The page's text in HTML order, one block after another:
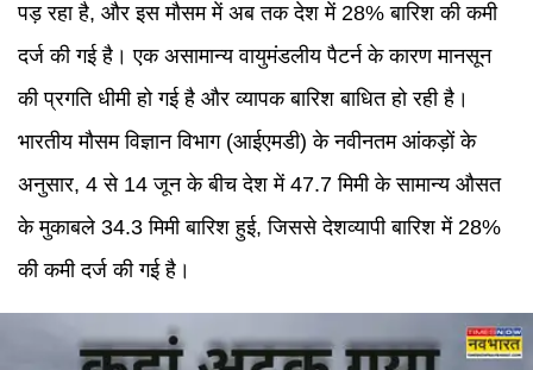
पड़ रहा है, और इस मौसम में अब तक देश में 28% बारिश की कमी
दर्ज की गई है। एक असामान्य वायुमंडलीय पैटर्न के कारण मानसून
की प्रगति धीमी हो गई है और व्यापक बारिश बाधित हो रही है।
भारतीय मौसम विज्ञान विभाग (आईएमडी) के नवीनतम आंकड़ों के
अनुसार, 4 से 14 जून के बीच देश में 47.7 मिमी के सामान्य औसत
के मुकाबले 34.3 मिमी बारिश हुई, जिससे देशव्यापी बारिश में 28%
की कमी दर्ज की गई है।